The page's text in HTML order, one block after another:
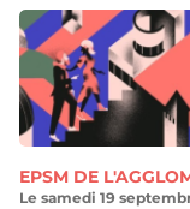
EPSM DE
Le samedi 19